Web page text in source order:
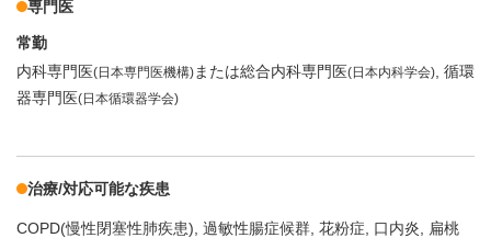
専門医
常勤
内科専門医(日本専門医機構)または総合内科専門医(日本内科学会) 循環
器専門医(日本循環器学会)
治療/対応可能な疾患
COPD(慢性閉塞性肺疾患) 過敏性腸症候群 花粉症 口内炎
扁桃